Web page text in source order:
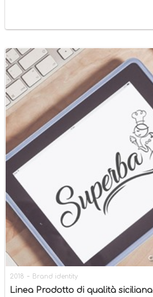
2018 - Brand identity
Linea Prodotto di qualità siciliana